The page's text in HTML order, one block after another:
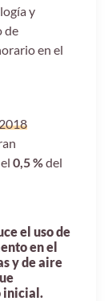
y
de
en el
0,5 %del
el uso de
en el
y de aire
inicial.